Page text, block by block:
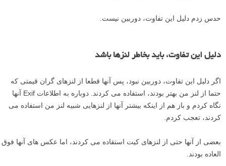
حدس زدم دلیل این تفاوت، دوربین نیست.
دلیل این تفاوت، باید بخاطر لنزها باشد
اگر دلیل این تفاوت، دوربین نبود، پس آنها قطعا از لنزهای گران قیمتی که
حتما از لنز من بهتر بودند، استفاده می کردند. دوباره به اطلاعات Exif آنها
نگاه کردم و باز هم از اینکه بیشتر آنها از لنزهایی شبیه لنز من استفاده می
کردند، تعجب کردم.
بعضی از آنها حتی از لنزهای کیت استفاده می کردند، اما عکس های آنها فوق
العاده بودند.